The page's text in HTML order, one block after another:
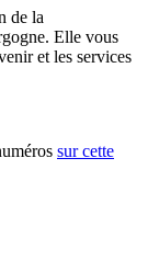
de la
Elle vous
et les services
sur cette